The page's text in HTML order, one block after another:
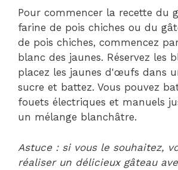
Pour commencer la recette du
farine de pois chiches ou du
de pois chiches, commencez
blanc des jaunes. Réservez les
placez les jaunes d'œufs dans
sucre et battez. Vous pouvez
fouets électriques et manuels
un mélange blanchâtre.
Astuce : si vous le souhaitez,
réaliser un délicieux gâteau